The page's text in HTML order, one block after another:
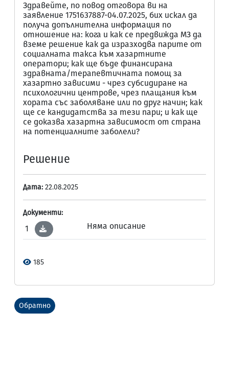
Здравейте, по повод отговора ви на
заявление 1751637887-04.07.2025, бих искал да
получа допълнителна информация по
отношение на: кога и как се предвижда МЗ да
вземе решение как да изразходва парите от
социалната такса към хазартните
оператори; как ще бъде финансирана
здравната/терапевтичната помощ за
хазартно зависими - чрез субсидиране на
психологични центрове, чрез плащания към
хората със заболяване или по друг начин; как
ще се кандидатства за тези пари; и как ще
се доказва хазартна зависимост от страна
на потенциалните заболели?
Решение
Дата: 22.08.2025
Документи:
1 Няма описание
185
Обратно